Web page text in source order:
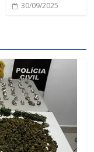
30/09/2025